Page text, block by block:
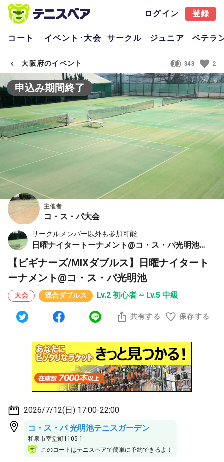
ログイン 登録
コート イベント･大会 サークル ジュニア ベテラ
大阪府のイベント 343 2
申込み期間終了
主催者
コ・ス・パ大会
サークルメンバー以外も参加可能
日曜ナイタートーナメント@コ・ス・パ光明池テニスガーデン
【ビギナーズ/MIXダブルス】日曜ナイタート
ーナメント@コ・ス・パ光明池
大会 混合ダブルス Lv.2 初心者 ~ Lv.5 中級
共有する 保存する
2026/7/12(日) 17:00-22:00
コ・ス・パ 光明池テニスガーデン
和泉市室堂町1105-1
このコートはテニスベアで簡単に予約できるよ！